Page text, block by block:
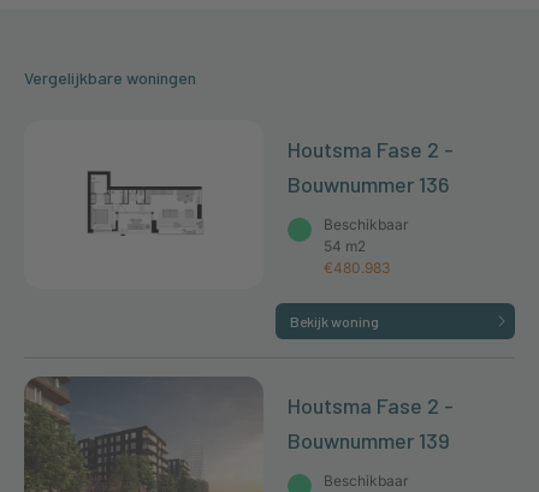
Vergelijkbare woningen
Houtsma Fase 2 -
Bouwnummer 136
Beschikbaar
54 m2
€480.983
Bekijk woning
Houtsma Fase 2 -
Bouwnummer 139
Beschikbaar